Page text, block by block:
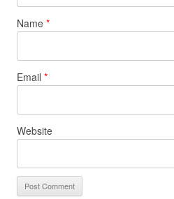
Name *
Email *
Website